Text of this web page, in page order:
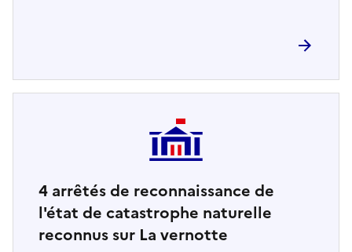
4 arrêtés de reconnaissance de
l'état de catastrophe naturelle
reconnus sur La vernotte